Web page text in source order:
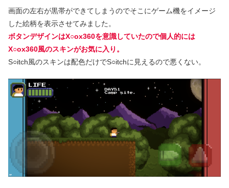
画面の左右が黒帯ができてしまうのでそこにゲーム機をイメージ
した絵柄を表示させてみました。
ボタンデザインはX○ox360を意識していたので個人的には
X○ox360風のスキンがお気に入り。
S○itch風のスキンは配色だけでS○itchに見えるので悪くない。